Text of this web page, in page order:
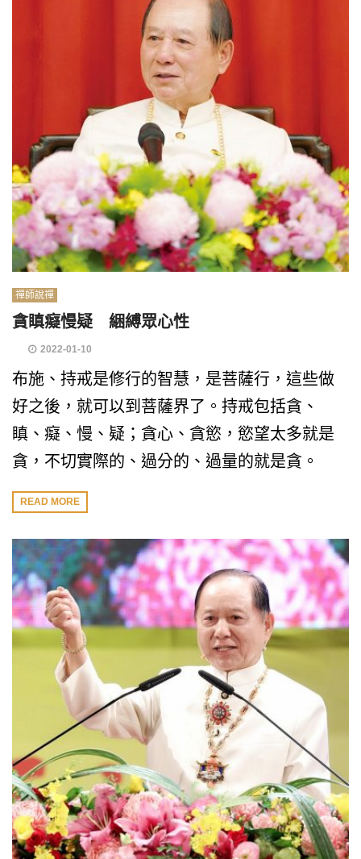
禪師說禪
貪瞋癡慢疑 綑縛眾心性
2022-01-10
布施、持戒是修行的智慧，是菩薩行，這些做
好之後，就可以到菩薩界了。持戒包括貪、
瞋、癡、慢、疑；貪心、貪慾，慾望太多就是
貪，不切實際的、過分的、過量的就是貪。
READ MORE